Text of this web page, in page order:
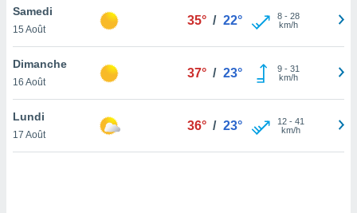
en
de
Samedi
15 Août
35° / 22° 8- 28
km/h
Dimanche
16 Août
37° / 23° 9- 31
km/h
Lundi
17 Août
36° / 23° 12- 41
km/h